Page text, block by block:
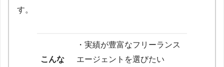
す。
こんな
・実績が豊富なフリーランス
エージェントを選びたい